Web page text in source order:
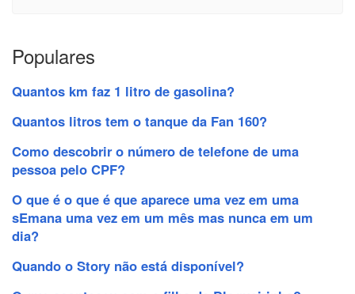
Populares
Quantos km faz 1 litro de gasolina?
Quantos litros tem o tanque da Fan 160?
Como descobrir o número de telefone de uma
pessoa pelo CPF?
O que é o que é que aparece uma vez em uma
sEmana uma vez em um mês mas nunca em um
dia?
Quando o Story não está disponível?